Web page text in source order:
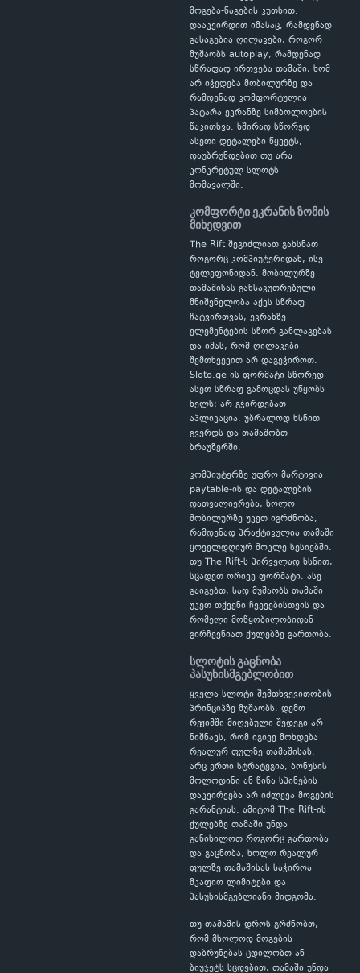
მოგება-წაგების კუთხით.
დააკვირდით იმასაც, რამდენად
გასაგებია ღილაკები, როგორ
მუშაობს autoplay, რამდენად
სწრაფად ირთვება თამაში, ხომ
არ იჭედება მობილურზე და
რამდენად კომფორტულია
პატარა ეკრანზე სიმბოლოების
წაკითხვა. ხშირად სწორედ
ასეთი დეტალები წყვეტს,
დაუბრუნდებით თუ არა
კონკრეტულ სლოტს
მომავალში.
კომფორტი ეკრანის ზომის
მიხედვით
The Rift შეგიძლიათ გახსნათ
როგორც კომპიუტერიდან, ისე
ტელეფონიდან. მობილურზე
თამაშისას განსაკუთრებული
მნიშვნელობა აქვს სწრაფ
ჩატვირთვას, ეკრანზე
ელემენტების სწორ განლაგებას
და იმას, რომ ღილაკები
შემთხვევით არ დაგეჭიროთ.
Sloto.ge-ის ფორმატი სწორედ
ასეთ სწრაფ გამოცდას უწყობს
ხელს: არ გჭირდებათ
აპლიკაცია, უბრალოდ ხსნით
გვერდს და თამაშობთ
ბრაუზერში.
კომპიუტერზე უფრო მარტივია
paytable-ის და დეტალების
დათვალიერება, ხოლო
მობილურზე უკეთ იგრძნობა,
რამდენად პრაქტიკულია თამაში
ყოველდღიურ მოკლე სესიებში.
თუ The Rift-ს პირველად ხსნით,
სცადეთ ორივე ფორმატი. ასე
გაიგებთ, სად მუშაობს თამაში
უკეთ თქვენი ჩვევებისთვის და
რომელი მოწყობილობიდან
გირჩევნიათ ქულებზე გართობა.
სლოტის გაცნობა
პასუხისმგებლობით
ყველა სლოტი შემთხვევითობის
პრინციპზე მუშაობს. დემო
რეჟიმში მიღებული შედეგი არ
ნიშნავს, რომ იგივე მოხდება
რეალურ ფულზე თამაშისას.
არც ერთი სტრატეგია, ბონუსის
მოლოდინი ან წინა სპინების
დაკვირვება არ იძლევა მოგების
გარანტიას. ამიტომ The Rift-ის
ქულებზე თამაში უნდა
განიხილოთ როგორც გართობა
და გაცნობა, ხოლო რეალურ
ფულზე თამაშისას საჭიროა
მკაფიო ლიმიტები და
პასუხისმგებლიანი მიდგომა.
თუ თამაშის დროს გრძნობთ,
რომ მხოლოდ მოგების
დაბრუნებას ცდილობთ ან
ბიუჯეტს სცდებით, თამაში უნდა